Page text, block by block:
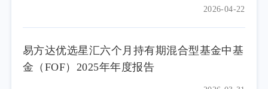
2026-04-22
易方达优选星汇六个月持有期混合型基金中基
金（FOF）2025年年度报告